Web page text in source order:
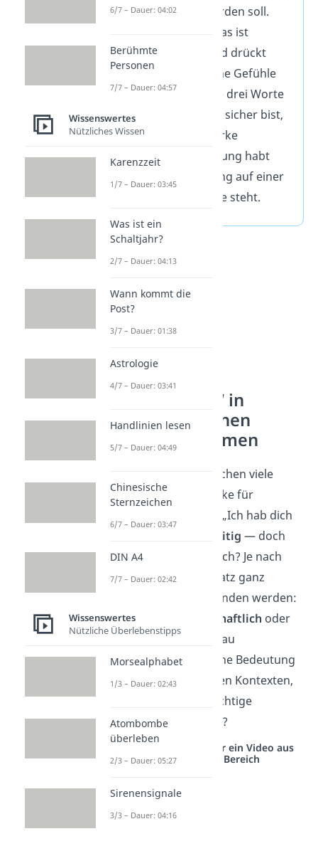
ausgedrückt werden soll.
: Das ist
verbindlicher und drückt
tiefe, romantische Gefühle
aus. Du nutzt die drei Worte
nur, wenn du dir sicher bist,
dass ihr eine starke
emotionale Bindung habt
und die Beziehung auf einer
festen Grundlage steht.
„Hab dich lieb“ in
unterschiedlichen
Beziehungsformen
Während du im Deutschen viele
verschiedene Ausdrücke für
Zuneigung findest, ist „Ich hab dich
vielseitig — doch
was bedeutet es wirklich? Je nach
Beziehung kann der Satz ganz
unterschiedlich verstanden werden:
romantisch
freundschaftlich oder
familiär. Aber wie genau
unterscheidet sich seine Bedeutung
in diesen verschiedenen Kontexten,
und wann ist es der richtige
Moment, ihn zu sagen?
Studyflix vernetzt: Hier ein Video aus
einem anderen Bereich
6/7 – Dauer: 04:02
Berühmte
Personen
7/7 – Dauer: 04:57
Wissenswertes
Nützliches Wissen
Karenzzeit
1/7 – Dauer: 03:45
Was ist ein
Schaltjahr?
2/7 – Dauer: 04:13
Wann kommt die
Post?
3/7 – Dauer: 01:38
Astrologie
4/7 – Dauer: 03:41
Handlinien lesen
5/7 – Dauer: 04:49
Chinesische
Sternzeichen
6/7 – Dauer: 03:47
DIN A4
7/7 – Dauer: 02:42
Wissenswertes
Nützliche Überlebenstipps
Morsealphabet
1/3 – Dauer: 02:43
Atombombe
überleben
2/3 – Dauer: 05:27
Sirenensignale
3/3 – Dauer: 04:16